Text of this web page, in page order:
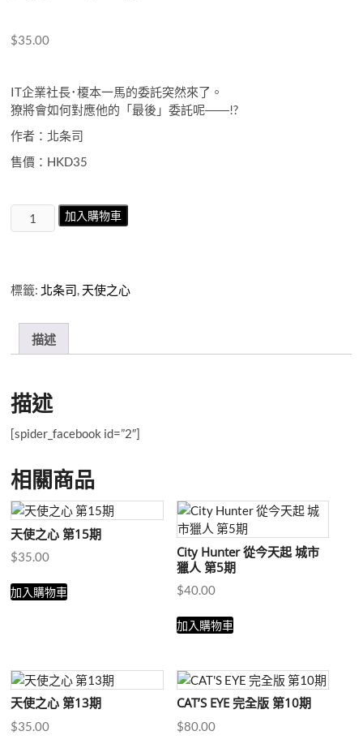
$35.00
IT企業社長･榎本一馬的委託突然來了。
獠將會如何對應他的「最後」委託呢――!?
作者：北条司
售價：HKD35
使
第
期
量
加入購物車
標籤: 北条司, 天使之心
描述
描述
[spider_facebook id=”2″]
相關商品
天使之心 第15期
$35.00
加入購物車
City Hunter 從今天起 城市
獵人 第5期
$40.00
加入購物車
天使之心 第13期
$35.00
CAT’S EYE 完全版 第10期
$80.00